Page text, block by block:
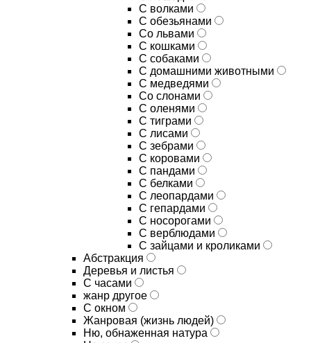
С волками
С обезьянами
Со львами
С кошками
С собаками
С домашними животными
С медведями
Со слонами
С оленями
С тиграми
С лисами
С зебрами
С коровами
С пандами
С белками
С леопардами
С гепардами
С носорогами
С верблюдами
С зайцами и кроликами
Абстракция
Деревья и листья
С часами
жанр другое
С окном
Жанровая (жизнь людей)
Ню, обнаженная натура